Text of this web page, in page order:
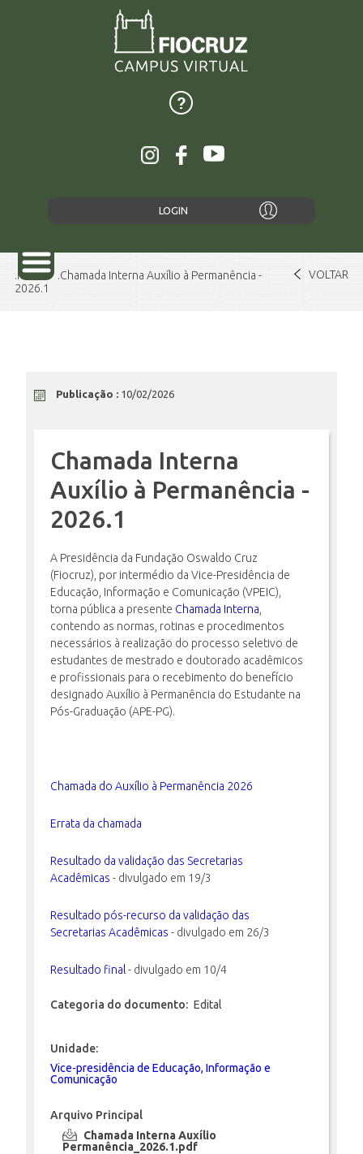
LOGIN
ENSINO
CURSOS
PLATAFORMAS
DOCUMENTOS
ALUNOS
DOCENTES
INSCRIÇÃO E SELEÇÃO
Home
Chamada Interna Auxílio à Permanência -
2026.1
VOLTAR
Publicação : 10/02/2026
Chamada Interna
Auxílio à Permanência -
2026.1
A Presidência da Fundação Oswaldo Cruz
(Fiocruz), por intermédio da Vice-Presidência de
Educação, Informação e Comunicação (VPEIC),
torna pública a presente Chamada Interna
contendo as normas, rotinas e procedimentos
necessários à realização do processo seletivo de
estudantes de mestrado e doutorado acadêmicos
e profissionais para o recebimento do benefício
designado Auxílio à Permanência do Estudante na
Pós-Graduação (APE-PG).
Chamada do Auxílio à Permanência 2026
Errata da chamada
Resultado da validação das Secretarias
Acadêmicas - divulgado em 19/3
Resultado pós-recurso da validação das
Secretarias Acadêmicas - divulgado em 26/3
Resultado final- divulgado em 10/4
Categoria do documento: Edital
Unidade:
Vice-presidência de Educação, Informação e
Comunicação
Arquivo Principal
Chamada Interna Auxílio
Permanência_2026.1.pdf